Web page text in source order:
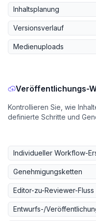
Inhaltsplanung
Versionsverlauf
Medienuploads
Veröffentlichungs-
Kontrollieren Sie, wie
definierte Schritte und
Individueller Workflow-
Genehmigungsketten
Editor-zu-Reviewer-Fluss
Entwurfs-/